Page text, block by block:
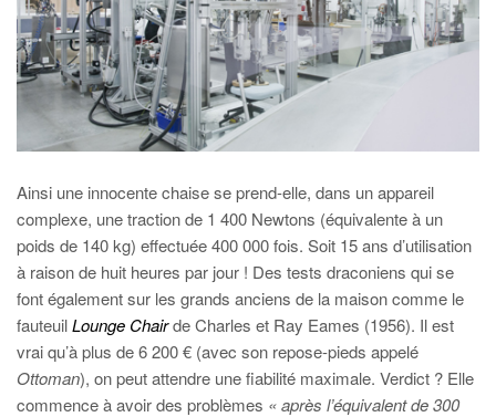
Ainsi une innocente chaise se prend-elle, dans un appareil
complexe, une traction de 1 400 Newtons (équivalente à un
poids de 140 kg) effectuée 400 000 fois. Soit 15 ans d’utilisation
à raison de huit heures par jour ! Des tests draconiens qui se
font également sur les grands anciens de la maison comme le
fauteuilLounge Chairde Charles et Ray Eames (1956). Il est
vrai qu’à plus de 6 200 € (avec son repose-pieds appelé
Ottoman), on peut attendre une fiabilité maximale. Verdict ? Elle
commence à avoir des problèmes « après l’équivalent de 300